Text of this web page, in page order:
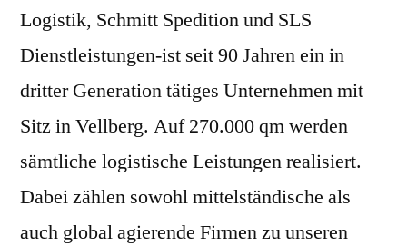
Logistik, Schmitt Spedition und SLS
Dienstleistungen-ist seit 90 Jahren ein in
dritter Generation tätiges Unternehmen mit
Sitz in Vellberg. Auf 270.000 qm werden
sämtliche logistische Leistungen realisiert.
Dabei zählen sowohl mittelständische als
auch global agierende Firmen zu unseren